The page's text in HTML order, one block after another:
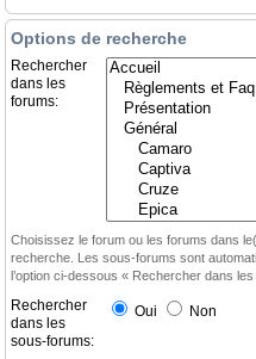
Options de recherche
Rechercher
dans les
forums:
Choisissez le forum ou les forums dans
recherche. Les sous-forums sont
l’option ci-dessous « Rechercher dans
Rechercher
dans les
sous-forums:
Oui Non